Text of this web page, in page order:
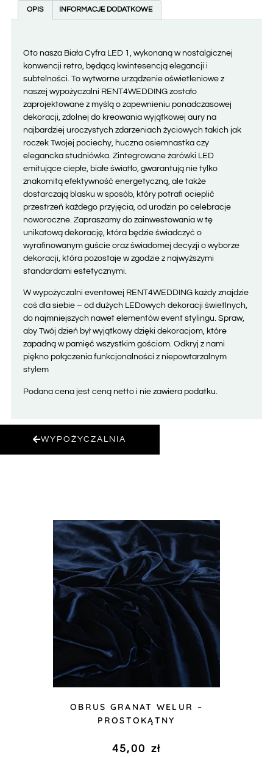
OPIS INFORMACJE DODATKOWE
Oto nasza Biała Cyfra LED 1, wykonaną w nostalgicznej
konwencji retro, będącą kwintesencją elegancji i
subtelności. To wytworne urządzenie oświetleniowe z
naszej wypożyczalni RENT4WEDDING zostało
zaprojektowane z myślą o zapewnieniu ponadczasowej
dekoracji, zdolnej do kreowania wyjątkowej aury na
najbardziej uroczystych zdarzeniach życiowych takich jak
roczek Twojej pociechy, huczna osiemnastka czy
elegancka studniówka. Zintegrowane żarówki LED
emitujące ciepłe, białe światło, gwarantują nie tylko
znakomitą efektywność energetyczną, ale także
dostarczają blasku w sposób, który potrafi ocieplić
przestrzeń każdego przyjęcia, od urodzin po celebracje
noworoczne. Zapraszamy do zainwestowania w tę
unikatową dekorację, która będzie świadczyć o
wyrafinowanym guście oraz świadomej decyzji o wyborze
dekoracji, która pozostaje w zgodzie z najwyższymi
standardami estetycznymi.
W wypożyczalni eventowej RENT4WEDDING każdy znajdzie
coś dla siebie – od dużych LEDowych dekoracji świetlnych,
do najmniejszych nawet elementów event stylingu. Spraw,
aby Twój dzień był wyjątkowy dzięki dekoracjom, które
zapadną w pamięć wszystkim gościom. Odkryj z nami
piękno połączenia funkcjonalności z niepowtarzalnym
stylem
Podana cena jest ceną netto i nie zawiera podatku.
WYPOŻYCZALNIA
OBRUS GRANAT WELUR –
PROSTOKĄTNY
45,00 zł